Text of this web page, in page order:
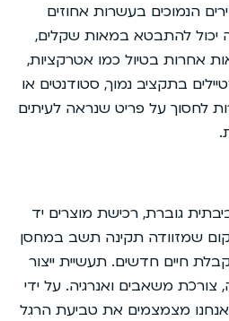
הנמוכים בעשרות אחוזים
יכול להתבטא במאות שקלים,
אחרות בטיול כמו אטרקציות,
בתקציב נמוך, סטודנטים או
לחסוך על פריט שנראה לעיתים
גוברת, רכישת מוצרים יד
שמזוודה תקינה תשב במחסן
חיים חדשים. תעשיית ייצור
צורכת משאבים ואנרגיה. על ידי
אנחנו מצמצמים את טביעת הרגל